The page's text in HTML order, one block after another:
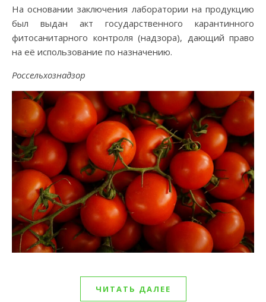
На основании заключения лаборатории на продукцию
был выдан акт государственного карантинного
фитосанитарного контроля (надзора), дающий право
на её использование по назначению.
Россельхознадзор
ЧИТАТЬ ДАЛЕЕ